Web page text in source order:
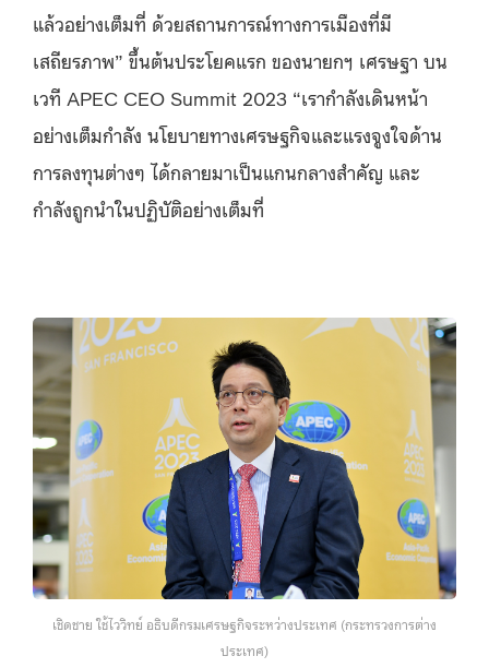
แล้วอย่างเต็มที่ ด้วยสถานการณ์ทางการเมืองที่มี
เสถียรภาพ” ขึ้นต้นประโยคแรก ของนายกฯ เศรษฐา บน
เวที APEC CEO Summit 2023 “เรากำลังเดินหน้า
อย่างเต็มกำลัง นโยบายทางเศรษฐกิจและแรงจูงใจด้าน
การลงทุนต่างๆ ได้กลายมาเป็นแกนกลางสำคัญ และ
กำลังถูกนำในปฏิบัติอย่างเต็มที่
เชิดชาย ใช้ไววิทย์ อธิบดีกรมเศรษฐกิจระหว่างประเทศ (กระทรวงการต่าง
ประเทศ)